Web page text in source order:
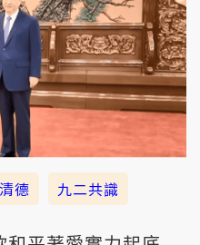
德 九二共識